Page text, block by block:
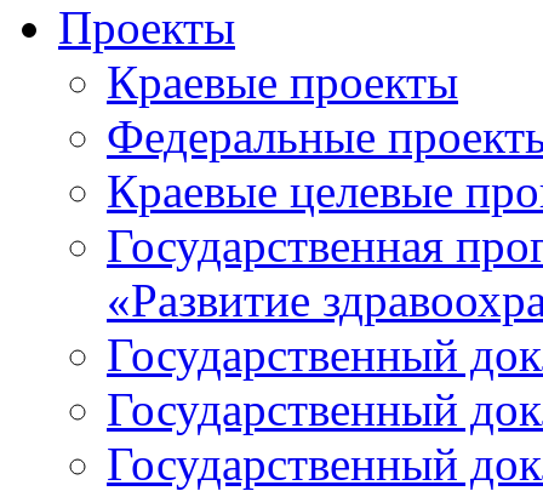
Проекты
Краевые проекты
Федеральные
Краевые целевые
Государственная
«Развитие
Государственный
Государственный
Государственный